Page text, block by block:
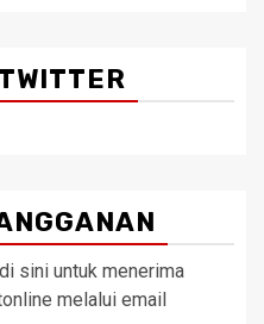
sini untuk menerima
melalui email